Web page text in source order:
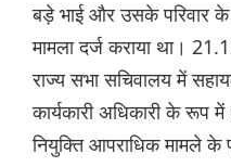
बड़े भाई और उसके परिवार
मामला दर्ज कराया था।
राज्य सभा सचिवालय में
कार्यकारी अधिकारी के रूप
नियुक्ति आपराधिक मामले के